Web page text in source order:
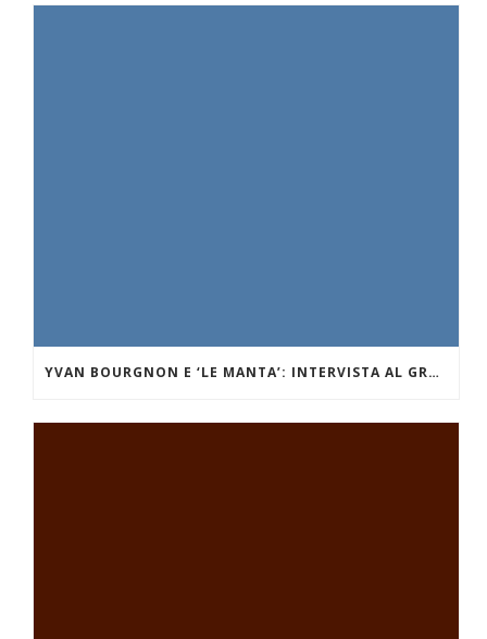
YVAN BOURGNON E ‘LE MANTA’: INTERVISTA AL GRANDE NAVIGATORE OCEANICO